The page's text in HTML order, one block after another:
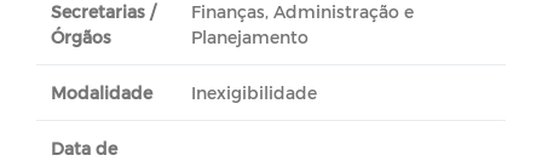
Secretarias /
Órgãos
Finanças, Administração e
Planejamento
Modalidade Inexigibilidade
Data de